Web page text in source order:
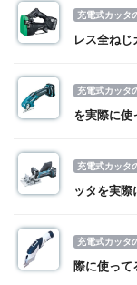
充電式カッタ
レス全ねじ
充電式カッタ
を実際に使
充電式カッタ
ッタを実際
充電式カッタ
際に使って